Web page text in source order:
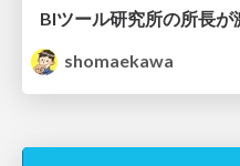
shomaekawa